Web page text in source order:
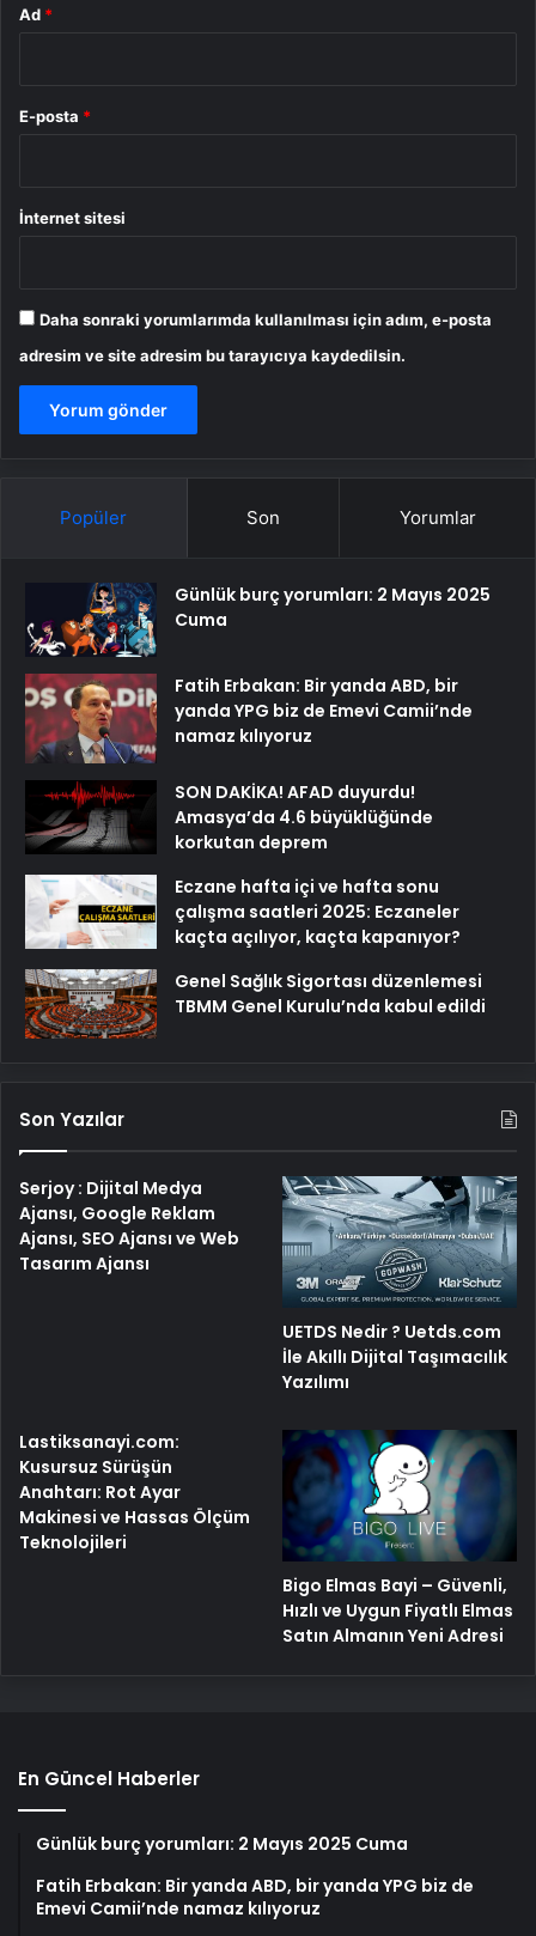
Ad *
E-posta *
İnternet sitesi
Daha sonraki yorumlarımda kullanılması için adım, e-posta
adresim ve site adresim bu tarayıcıya kaydedilsin.
Popüler Son Yorumlar
Günlük burç yorumları: 2 Mayıs 2025
Cuma
Fatih Erbakan: Bir yanda ABD, bir
yanda YPG biz de Emevi Camii’nde
namaz kılıyoruz
SON DAKİKA! AFAD duyurdu!
Amasya’da 4.6 büyüklüğünde
korkutan deprem
Eczane hafta içi ve hafta sonu
çalışma saatleri 2025: Eczaneler
kaçta açılıyor, kaçta kapanıyor?
Genel Sağlık Sigortası düzenlemesi
TBMM Genel Kurulu’nda kabul edildi
Son Yazılar
Serjoy : Dijital Medya
Ajansı, Google Reklam
Ajansı, SEO Ajansı ve Web
Tasarım Ajansı
UETDS Nedir ? Uetds.com
İle Akıllı Dijital Taşımacılık
Yazılımı
Lastiksanayi.com:
Kusursuz Sürüşün
Anahtarı: Rot Ayar
Makinesi ve Hassas Ölçüm
Teknolojileri
Bigo Elmas Bayi – Güvenli,
Hızlı ve Uygun Fiyatlı Elmas
Satın Almanın Yeni Adresi
En Güncel Haberler
Günlük burç yorumları: 2 Mayıs 2025 Cuma
Fatih Erbakan: Bir yanda ABD, bir yanda YPG biz de
Emevi Camii’nde namaz kılıyoruz